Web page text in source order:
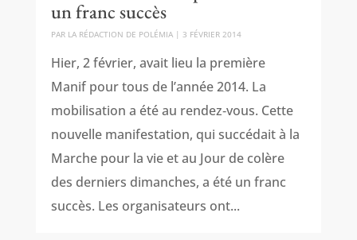
un franc succès
PAR LA RÉDACTION DE POLÉMIA| 3 FÉVRIER 2014
Hier, 2 février, avait lieu la première
Manif pour tous de l’année 2014. La
mobilisation a été au rendez‑vous. Cette
nouvelle manifestation, qui succédait à la
Marche pour la vie et au Jour de colère
des derniers dimanches, a été un franc
succès. Les organisateurs ont...